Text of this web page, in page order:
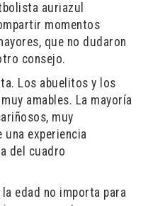
auriazul
momentos
que no dudaron
consejo.
Los abuelitos y los
amables. La mayoría
muy
experiencia
del cuadro
edad no importa para